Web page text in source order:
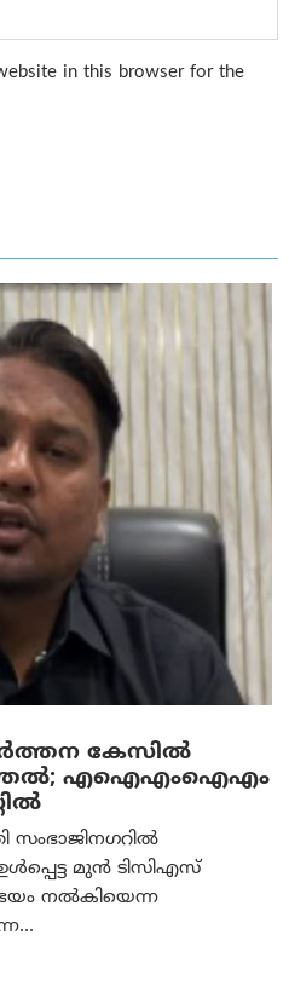
in this browser for the
കേസിൽ
എഐഎംഐഎം
സംഭാജിനഗറിൽ
മുൻ ടിസിഎസ്
നൽകിയെന്ന